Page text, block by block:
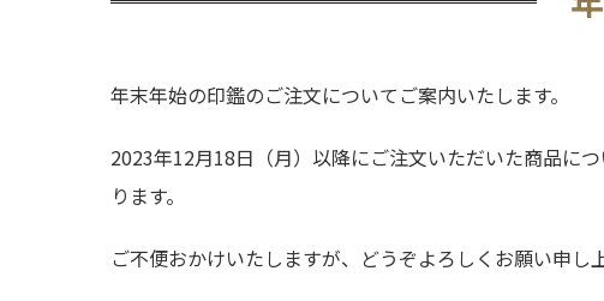
年末年始の印鑑のご注文についてご案内いたします。
2023年12月18日（月）以降にご注文いただいた商品に
ります。
ご不便おかけいたしますが、どうぞよろしくお願い申し